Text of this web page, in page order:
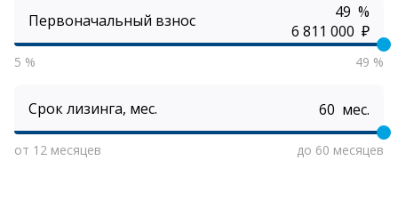
Первоначальный взнос
%
₽
5 % 49 %
Срок лизинга, мес. мес.
от 12 месяцев до 60 месяцев